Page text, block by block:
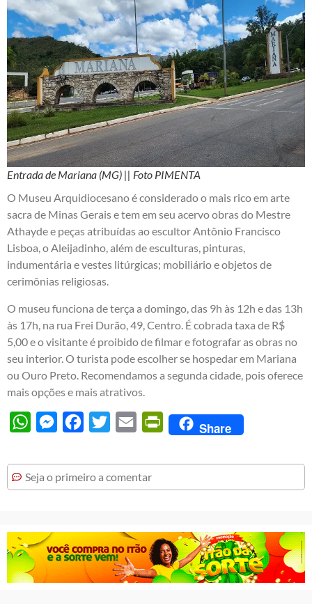
Entrada de Mariana (MG) || Foto PIMENTA
O Museu Arquidiocesano é considerado o mais rico em arte
sacra de Minas Gerais e tem em seu acervo obras do Mestre
Athayde e peças atribuídas ao escultor Antônio Francisco
Lisboa, o Aleijadinho, além de esculturas, pinturas,
indumentária e vestes litúrgicas; mobiliário e objetos de
cerimônias religiosas.
O museu funciona de terça a domingo, das 9h às 12h e das 13h
às 17h, na rua Frei Durão, 49, Centro. É cobrada taxa de R$
5,00 e o visitante é proibido de filmar e fotografar as obras no
seu interior. O turista pode escolher se hospedar em Mariana
ou Ouro Preto. Recomendamos a segunda cidade, pois oferece
mais opções e mais atrativos.
WhatsAppMessengerFacebook
Twitter Email PrintFriendly
Share
Seja o primeiro a comentar